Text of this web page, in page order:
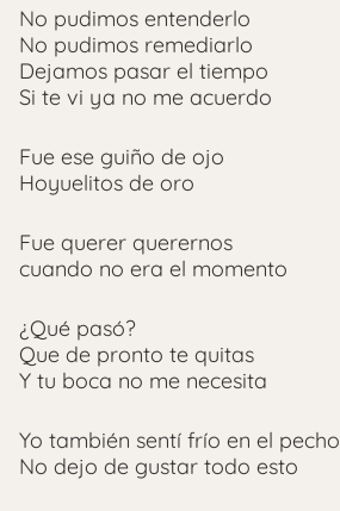
No pudimos entenderlo
No pudimos remediarlo
Dejamos pasar el tiempo
Si te vi ya no me acuerdo
Fue ese guiño de ojo
Hoyuelitos de oro
Fue querer querernos
cuando no era el momento
¿Qué pasó?
Que de pronto te quitas
Y tu boca no me necesita
Yo también sentí frío en el pecho
No dejo de gustar todo esto